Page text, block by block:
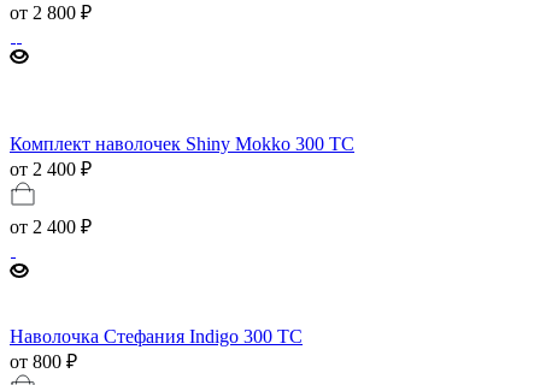
от 2 800 ₽
Комплект наволочек Shiny Mokko 300 TC
от 2 400 ₽
от 2 400 ₽
Наволочка Стефания Indigo 300 TC
от 800 ₽